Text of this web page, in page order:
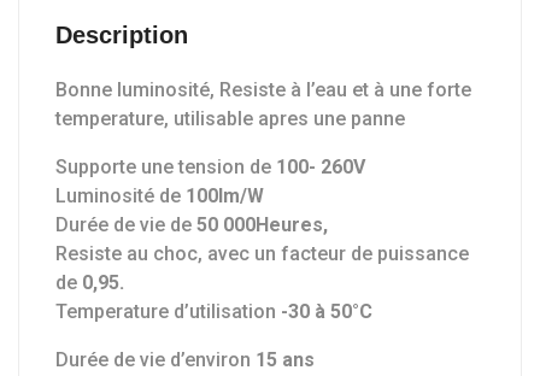
Description
Bonne luminosité, Resiste à l’eau et à une forte
temperature, utilisable apres une panne
Supporte une tension de 100- 260V
Luminosité de 100lm/W
Durée de vie de 50 000Heures,
Resiste au choc, avec un facteur de puissance
de 0,95.
Temperature d’utilisation -30 à 50°C
Durée de vie d’environ 15 ans